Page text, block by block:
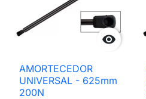

AMORTECEDOR
UNIVERSAL - 625mm
200N